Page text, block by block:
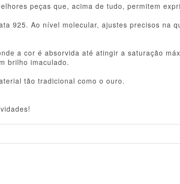
peças que, acima de tudo, permitem
925. Ao nível molecular, ajustes precisos na
a cor é absorvida até atingir a saturação
brilho imaculado.
tão tradicional como o ouro.